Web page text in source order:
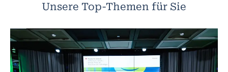
Unsere Top-Themen für Sie